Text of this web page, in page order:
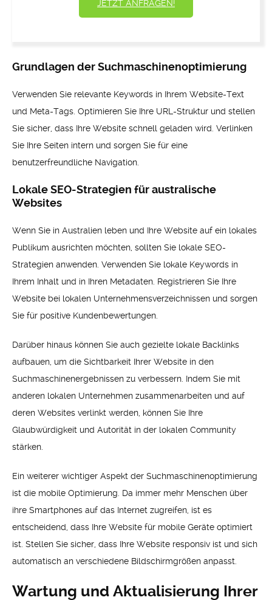
JETZT ANFRAGEN!
Grundlagen der Suchmaschinenoptimierung
Verwenden Sie relevante Keywords in Ihrem Website-Text
und Meta-Tags. Optimieren Sie Ihre URL-Struktur und stellen
Sie sicher, dass Ihre Website schnell geladen wird. Verlinken
Sie Ihre Seiten intern und sorgen Sie für eine
benutzerfreundliche Navigation.
Lokale SEO-Strategien für australische
Websites
Wenn Sie in Australien leben und Ihre Website auf ein lokales
Publikum ausrichten möchten, sollten Sie lokale SEO-
Strategien anwenden. Verwenden Sie lokale Keywords in
Ihrem Inhalt und in Ihren Metadaten. Registrieren Sie Ihre
Website bei lokalen Unternehmensverzeichnissen und sorgen
Sie für positive Kundenbewertungen.
Darüber hinaus können Sie auch gezielte lokale Backlinks
aufbauen, um die Sichtbarkeit Ihrer Website in den
Suchmaschinenergebnissen zu verbessern. Indem Sie mit
anderen lokalen Unternehmen zusammenarbeiten und auf
deren Websites verlinkt werden, können Sie Ihre
Glaubwürdigkeit und Autorität in der lokalen Community
stärken.
Ein weiterer wichtiger Aspekt der Suchmaschinenoptimierung
ist die mobile Optimierung. Da immer mehr Menschen über
ihre Smartphones auf das Internet zugreifen, ist es
entscheidend, dass Ihre Website für mobile Geräte optimiert
ist. Stellen Sie sicher, dass Ihre Website responsiv ist und sich
automatisch an verschiedene Bildschirmgrößen anpasst.
Wartung und Aktualisierung Ihrer